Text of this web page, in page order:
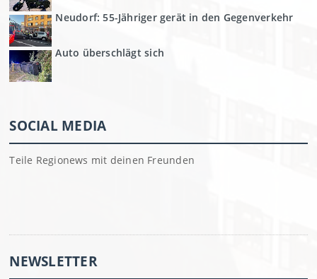
Neudorf: 55-Jähriger gerät in den Gegenverkehr
Auto überschlägt sich
SOCIAL MEDIA
Teile Regionews mit deinen Freunden
NEWSLETTER